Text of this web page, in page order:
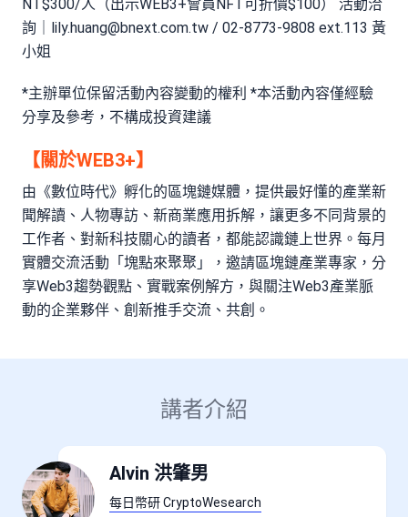
NT$300/人（出示WEB3+會員NFT可折價$100） 活動洽
詢｜ lily.huang@bnext.com.tw / 02-8773-9808 ext.113 黃
小姐
*主辦單位保留活動內容變動的權利 *本活動內容僅經驗
分享及參考，不構成投資建議
【關於WEB3+】
由《數位時代》孵化的區塊鏈媒體，提供最好懂的產業新
聞解讀、人物專訪、新商業應用拆解，讓更多不同背景的
工作者、對新科技關心的讀者，都能認識鏈上世界。每月
實體交流活動「塊點來聚聚」，邀請區塊鏈產業專家，分
享Web3趨勢觀點、實戰案例解方，與關注Web3產業脈
動的企業夥伴、創新推手交流、共創。
講者介紹
Alvin 洪肇男
每日幣研 CryptoWesearch